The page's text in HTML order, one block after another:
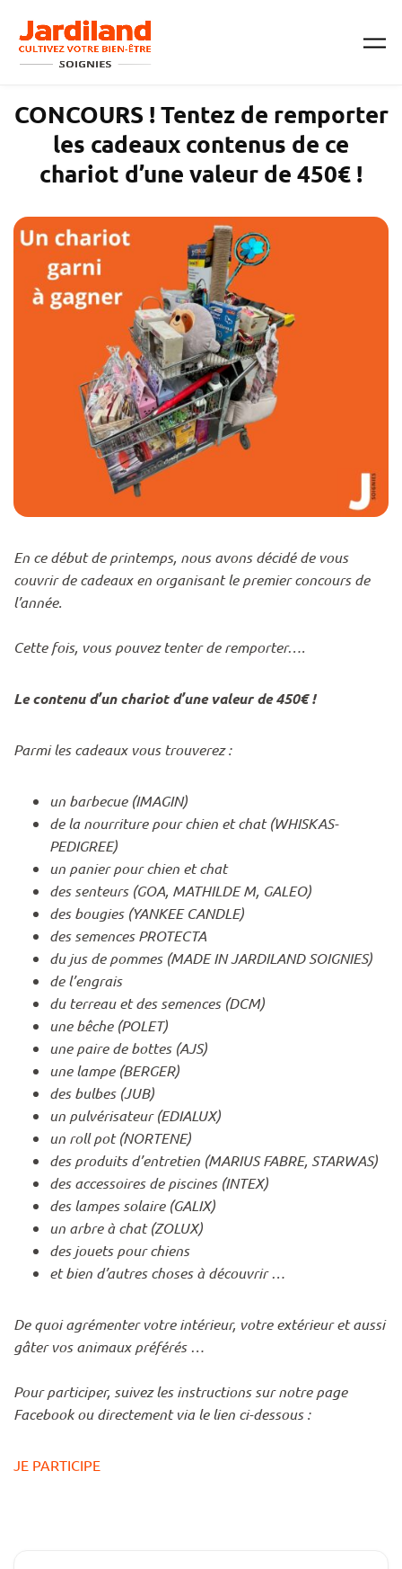
CONCOURS ! Tentez de remporter
les cadeaux contenus de ce
chariot d’une valeur de 450€ !
En ce début de printemps, nous avons décidé de vous
couvrir de cadeaux en organisant le premier concours de
l’année.
Cette fois, vous pouvez tenter de remporter….
Le contenu d’un chariot d’une valeur de 450€ !
Parmi les cadeaux vous trouverez :
un barbecue (IMAGIN)
de la nourriture pour chien et chat (WHISKAS-
PEDIGREE)
un panier pour chien et chat
des senteurs (GOA, MATHILDE M, GALEO)
des bougies (YANKEE CANDLE)
des semences PROTECTA
du jus de pommes (MADE IN JARDILAND SOIGNIES)
de l’engrais
du terreau et des semences (DCM)
une bêche (POLET)
une paire de bottes (AJS)
une lampe (BERGER)
des bulbes (JUB)
un pulvérisateur (EDIALUX)
un roll pot (NORTENE)
des produits d’entretien (MARIUS FABRE, STARWAS)
des accessoires de piscines (INTEX)
des lampes solaire (GALIX)
un arbre à chat (ZOLUX)
des jouets pour chiens
et bien d’autres choses à découvrir …
De quoi agrémenter votre intérieur, votre extérieur et aussi
gâter vos animaux préférés …
Pour participer, suivez les instructions sur notre page
Facebook ou directement via le lien ci-dessous :
JE PARTICIPE